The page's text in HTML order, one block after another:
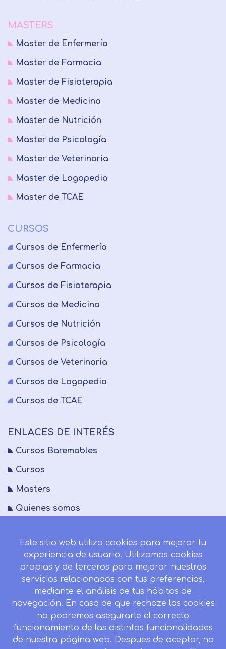
MASTERS
Master de Enfermería
Master de Farmacia
Master de Fisioterapia
Master de Medicina
Master de Nutrición
Master de Psicología
Master de Veterinaria
Master de Logopedia
Master de TCAE
CURSOS
Cursos de Enfermería
Cursos de Farmacia
Cursos de Fisioterapia
Cursos de Medicina
Cursos de Nutrición
Cursos de Psicología
Cursos de Veterinaria
Cursos de Logopedia
Cursos de TCAE
ENLACES DE INTERÉS
Cursos Baremables
Cursos
Masters
Quienes somos
Blog
Mapa del sitio
Desistir contrato aquí
CONTACTO
Este sitio web utiliza cookies para mejorar tu
experiencia de usuario. Utilizamos cookies
propias y de terceros para mejorar nuestros
servicios relacionados con tus preferencias,
mediante el análisis de tus hábitos de
navegación. En caso de que rechaze las cookies
no podremos asegurarle el correcto
funcionamiento de las distintas funcionalidades
de nuestra página web. Despues de aceptar, no